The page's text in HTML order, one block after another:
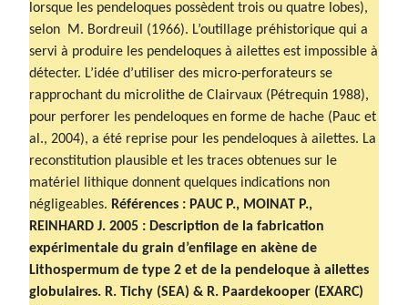
lorsque les pendeloques possèdent trois ou quatre lobes),
selon M. Bordreuil (1966). L’outillage préhistorique qui a
servi à produire les pendeloques à ailettes est impossible à
détecter. L’idée d’utiliser des micro-perforateurs se
rapprochant du microlithe de Clairvaux (Pétrequin 1988),
pour perforer les pendeloques en forme de hache (Pauc et
al., 2004), a été reprise pour les pendeloques à ailettes. La
reconstitution plausible et les traces obtenues sur le
matériel lithique donnent quelques indications non
négligeables. Références : PAUC P., MOINAT P.,
REINHARD J. 2005 : Description de la fabrication
expérimentale du grain d’enfilage en akène de
Lithospermum de type 2 et de la pendeloque à ailettes
globulaires. R. Tichy (SEA) & R. Paardekooper (EXARC)